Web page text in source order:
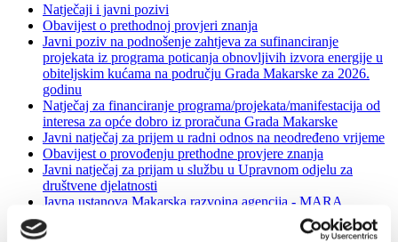
Natječaji i javni pozivi
Obavijest o prethodnoj provjeri znanja
Javni poziv na podnošenje zahtjeva za sufinanciranje
projekata iz programa poticanja obnovljivih izvora energije u
obiteljskim kućama na području Grada Makarske za 2026.
godinu
Natječaj za financiranje programa/projekata/manifestacija od
interesa za opće dobro iz proračuna Grada Makarske
Javni natječaj za prijem u radni odnos na neodređeno vrijeme
Obavijest o provođenju prethodne provjere znanja
Javni natječaj za prijam u službu u Upravnom odjelu za
društvene djelatnosti
Javna ustanova Makarska razvojna agencija - MARA
Natječaj - stipendije za studente slabijeg imovnog stanja 2020-
2021